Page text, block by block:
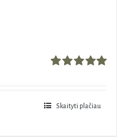
Skaityti plačiau